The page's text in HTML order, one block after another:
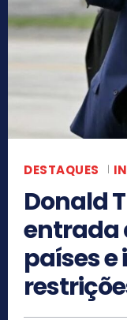
DESTAQUES
Donald
entrada
países